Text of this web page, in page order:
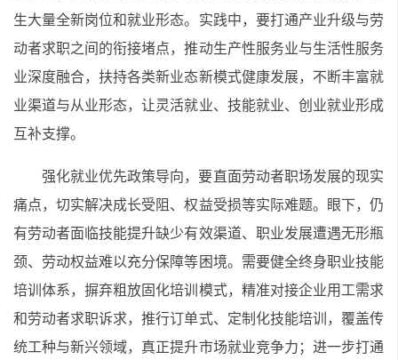
生大量全新岗位和就业形态。实践中，要打通产业升级与劳
动者求职之间的衔接堵点，推动生产性服务业与生活性服务
业深度融合，扶持各类新业态新模式健康发展，不断丰富就
业渠道与从业形态，让灵活就业、技能就业、创业就业形成
互补支撑。
强化就业优先政策导向，要直面劳动者职场发展的现实
痛点，切实解决成长受阻、权益受损等实际难题。眼下，仍
有劳动者面临技能提升缺少有效渠道、职业发展遭遇无形瓶
颈、劳动权益难以充分保障等困境。需要健全终身职业技能
培训体系，摒弃粗放固化培训模式，精准对接企业用工需求
和劳动者求职诉求，推行订单式、定制化技能培训，覆盖传
统工种与新兴领域，真正提升市场就业竞争力；进一步打通